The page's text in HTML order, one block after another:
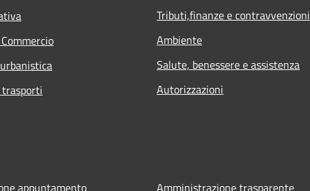
Tributi,finanze e contravvenzioni
Ambiente
Salute, benessere e assistenza
Autorizzazioni
appuntamento Amministrazione trasparente